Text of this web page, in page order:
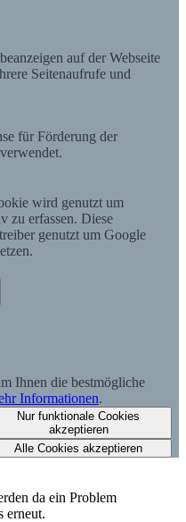
auf der Webseite
Seitenaufrufe und
für Förderung der
wird genutzt um
zu erfassen. Diese
genutzt um Google
Ihnen die bestmögliche
Informationen.
Nur funktionale Cookies
akzeptieren
Alle Cookies akzeptieren
da ein Problem
erneut.